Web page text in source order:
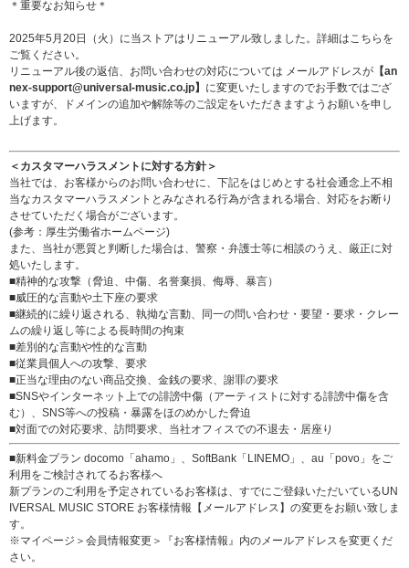
＊重要なお知らせ＊
2025年5月20日（火）に当ストアはリニューアル致しました。詳細はこちら を
ご覧ください。
リニューアル後の返信、お問い合わせの対応については メールアドレスが 【an
nex-support@universal-music.co.jp】 に変更いたしますのでお手数ではござ
いますが、ドメインの追加や解除等のご設定をいただきますようお願いを申し
上げます。
＜カスタマーハラスメントに対する方針＞
当社では、お客様からのお問い合わせに、下記をはじめとする社会通念上不相
当なカスタマーハラスメントとみなされる行為が含まれる場合、対応をお断り
させていただく場合がございます。
(参考： 厚生労働省ホームページ)
また、当社が悪質と判断した場合は、警察・弁護士等に相談のうえ、厳正に対
処いたします。
■精神的な攻撃（脅迫、中傷、名誉棄損、侮辱、暴言）
■威圧的な言動や土下座の要求
■継続的に繰り返される、執拗な言動、同一の問い合わせ・要望・要求・クレー
ムの繰り返し等による長時間の拘束
■差別的な言動や性的な言動
■従業員個人への攻撃、要求
■正当な理由のない商品交換、金銭の要求、謝罪の要求
■SNSやインターネット上での誹謗中傷（アーティストに対する誹謗中傷を含
む）、SNS等への投稿・暴露をほのめかした脅迫
■対面での対応要求、訪問要求、当社オフィスでの不退去・居座り
■新料金プラン docomo「ahamo」、SoftBank「LINEMO」、au「povo」をご
利用をご検討されてるお客様へ
新プランのご利用を予定されているお客様は、すでにご登録いただいているUN
IVERSAL MUSIC STORE お客様情報【メールアドレス】の変更をお願い致しま
す。
※マイページ＞会員情報変更＞『お客様情報』内のメールアドレスを変更くだ
さい。